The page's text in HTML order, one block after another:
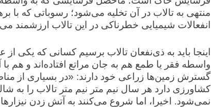
منتهی به تالاب در آن تخلیه می‌شود؛ رسوباتی که با
انفعالات شیمیایی خطرناکی در این تالاب ارزشمند
اینجا باید به ذی‌نفعان تالاب برسیم کسانی که یکی از
واسطه فقر یا طمع هم به جان مراتع افتاده‌اند و هم
گسترش زمین‌ها زراعی خود دارند: «در بسیاری از
کشاورزی دارد هر سال نیم متر نیم متر تالاب را
نمی‌شود. اخیرا، اما شروع می‌کنند به آتش زدن